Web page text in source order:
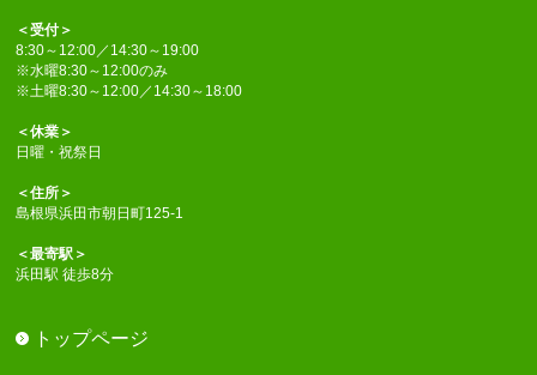
＜受付＞
8:30～12:00／14:30～19:00
※水曜8:30～12:00のみ
※土曜8:30～12:00／14:30～18:00
＜休業＞
日曜・祝祭日
＜住所＞
島根県浜田市朝日町125-1
＜最寄駅＞
浜田駅 徒歩8分
トップページ